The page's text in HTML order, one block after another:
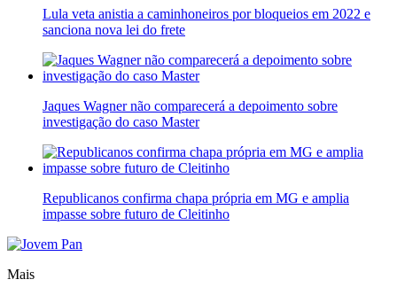
Lula veta anistia a caminhoneiros por bloqueios em 2022 e
sanciona nova lei do frete
Jaques Wagner não comparecerá a depoimento sobre
investigação do caso Master
Republicanos confirma chapa própria em MG e amplia
impasse sobre futuro de Cleitinho
Mais